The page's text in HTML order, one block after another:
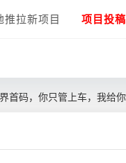
推拉新项目 项目投稿
首码，你只管上车，我给